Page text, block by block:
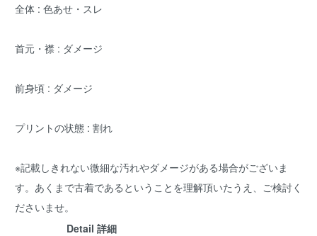
全体 : 色あせ・スレ
首元・襟 : ダメージ
前身頃 : ダメージ
プリントの状態 : 割れ
※記載しきれない微細な汚れやダメージがある場合がございま
す。あくまで古着であるということを理解頂いたうえ、ご検討く
ださいませ。
Detail 詳細